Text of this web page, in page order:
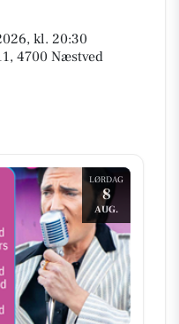
kl. 20:30
4700 Næstved
LØRDAG
8
AUG.